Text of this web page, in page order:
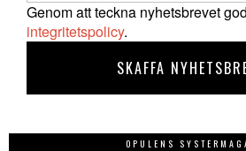
Genom att teckna nyhetsbrevet
integritetspolicy.
OPULENS